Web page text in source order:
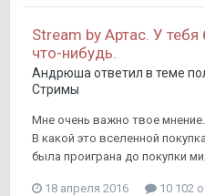
Stream by Артас. У
что-нибудь.
Андрюша ответил в теме
Стримы
Мне очень важно твое
В какой это вселенной
была проиграна до покупки
18 апреля 2016 10 102